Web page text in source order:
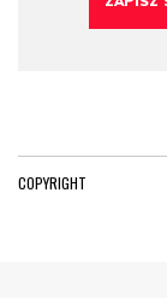
COPYRIGHT